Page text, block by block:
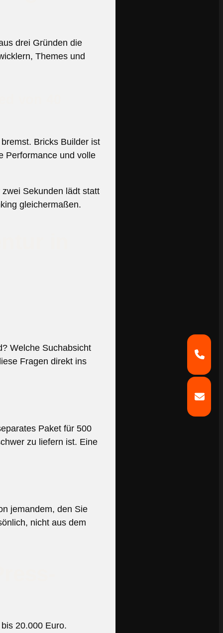
drei Gründen die
Themes und
Bricks Builder ist
Performance und volle
Sekunden lädt statt
gleichermaßen.
Welche Suchabsicht
Fragen direkt ins
Paket für 500
zu liefern ist. Eine
jemandem, den Sie
nicht aus dem
20.000 Euro.